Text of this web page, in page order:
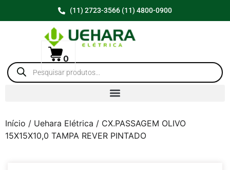
(11) 2723-3566 (11) 4800-0900
0
Início / Uehara Elétrica / CX.PASSAGEM OLIVO
15X15X10,0 TAMPA REVER PINTADO